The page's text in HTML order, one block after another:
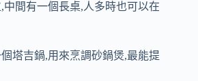
間有一個長桌,人多時也可以在
塔吉鍋,用來烹調砂鍋煲,最能提